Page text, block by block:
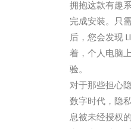
拥抱这款有趣
完成安装。只
后，您会发现
着，个人电脑
验。
对于那些担心
数字时代，隐
息被未经授权